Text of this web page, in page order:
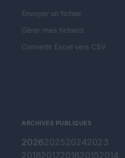
Envoyer un fichier
Gérer mes fichiers
Convertir Excel vers CSV
ARCHIVES PUBLIQUES
2026202520242023
20182017201620152014